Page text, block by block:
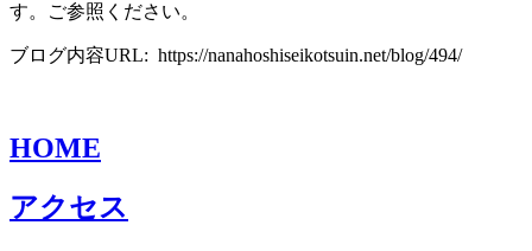
す。ご参照ください。
ブログ内容URL: https://nanahoshiseikotsuin.net/blog/494/
HOME
アクセス